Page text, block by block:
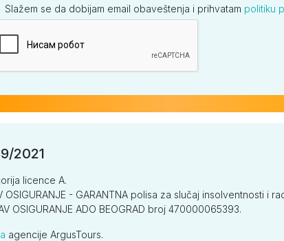
Slažem se da dobijam email obaveštenja i prihvatam politiku
2021
licence A.
- GARANTNA polisa za slučaj insolventnosti i
OSIGURANJE ADO BEOGRAD broj 470000065393.
agencije ArgusTours.